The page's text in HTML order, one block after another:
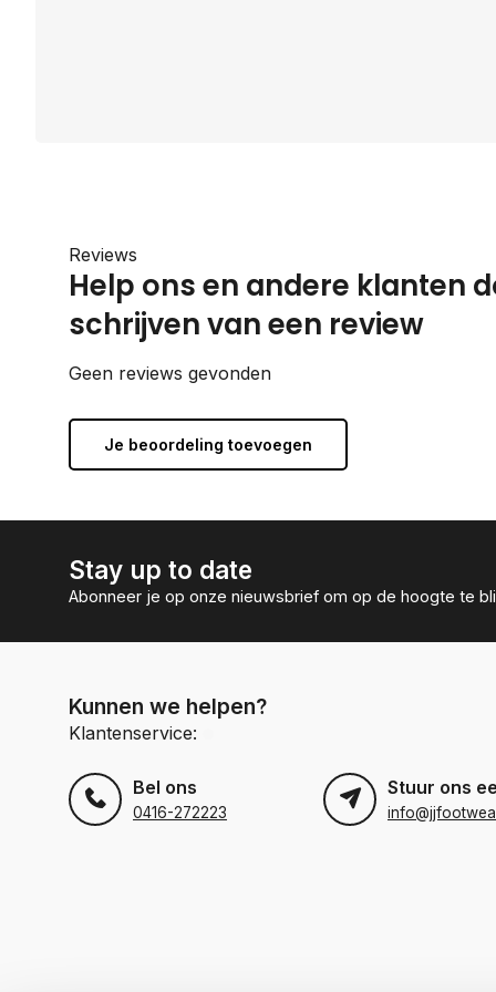
Reviews
Help ons en andere klanten
schrijven van een review
Geen reviews gevonden
Je beoordeling toevoegen
Stay up to date
Abonneer je op onze nieuwsbrief om op de hoogte te
Kunnen we helpen?
Klantenservice:
Bel ons
0416-272223
Stuur ons